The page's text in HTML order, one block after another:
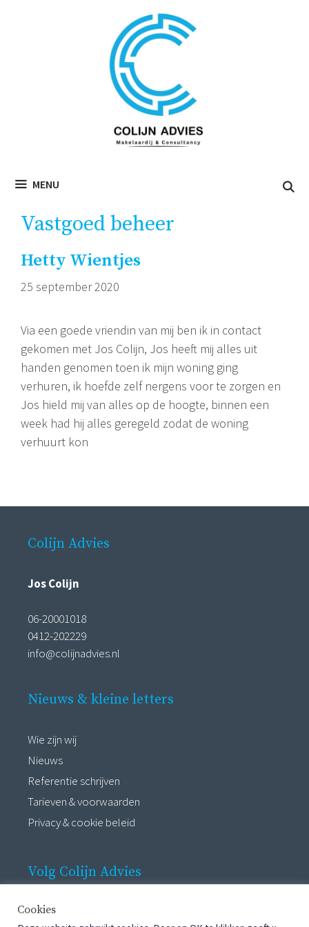
MENU
Vastgoed beheer
Hetty Wientjes
25 september 2020
Via een goede vriendin van mij ben ik in contact
gekomen met Jos Colijn, Jos heeft mij alles uit
handen genomen toen ik mijn woning ging
verhuren, ik hoefde zelf nergens voor te zorgen en
Jos hield mij van alles op de hoogte, binnen een
week had hij alles geregeld zodat de woning
verhuurt kon
Colijn Advies
Jos Colijn
06-20001018
0412-202229
info@colijnadvies.nl
Nieuws & kleine letters
Wie zijn wij
Nieuws
Referentie schrijven
Tarieven & voorwaarden
Privacy & cookie beleid
Volg Colijn Advies
Cookies